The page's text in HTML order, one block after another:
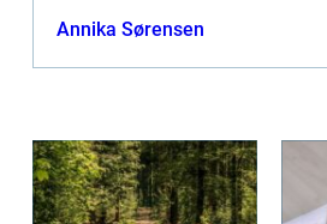
Annika Sørensen